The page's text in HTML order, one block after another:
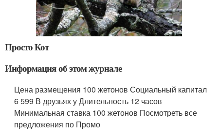
Просто Кот
Информация об этом журнале
Цена размещения 100 жетонов Социальный капитал
6 599 В друзьях у Длительность 12 часов
Минимальная ставка 100 жетонов Посмотреть все
предложения по Промо